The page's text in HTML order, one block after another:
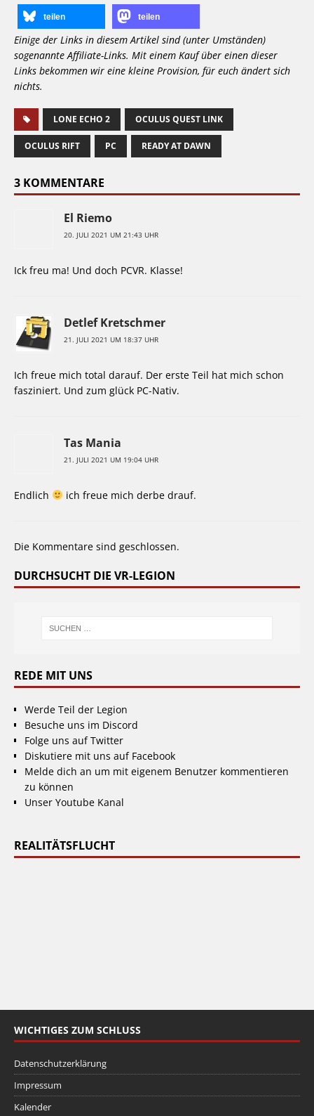
teilen teilen
Einige der Links in diesem Artikel sind (unter Umständen)
sogenannte Affiliate-Links. Mit einem Kauf über einen dieser
Links bekommen wir eine kleine Provision, für euch ändert sich
nichts.
LONE ECHO 2 OCULUS QUEST LINK
OCULUS RIFT PC READY AT DAWN
3 KOMMENTARE
El Riemo
20. JULI 2021 UM 21:43 UHR
Ick freu ma! Und doch PCVR. Klasse!
Detlef Kretschmer
21. JULI 2021 UM 18:37 UHR
Ich freue mich total darauf. Der erste Teil hat mich schon
fasziniert. Und zum glück PC-Nativ.
Tas Mania
21. JULI 2021 UM 19:04 UHR
Endlich ich freue mich derbe drauf.
Die Kommentare sind geschlossen.
DURCHSUCHT DIE VR-LEGION
REDE MIT UNS
Werde Teil der Legion
Besuche uns im Discord
Folge uns auf Twitter
Diskutiere mit uns auf Facebook
Melde dich an um mit eigenem Benutzer kommentieren
zu können
Unser Youtube Kanal
REALITÄTSFLUCHT
WICHTIGES ZUM SCHLUSS
Datenschutzerklärung
Impressum
Kalender